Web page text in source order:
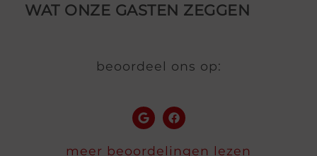
WAT ONZE GASTEN ZEGGEN
beoordeel ons op:
meer beoordelingen lezen